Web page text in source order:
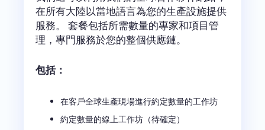
在所有大陸以當地語言為您的生產設施提供
服務。 套餐包括所需數量的專家和項目管
理，專門服務於您的整個供應鏈。
包括：
在客戶全球生產現場進行約定數量的工作坊
約定數量的線上工作坊（待確定）